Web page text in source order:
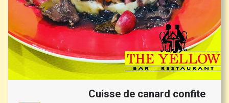
Cuisse de canard confite